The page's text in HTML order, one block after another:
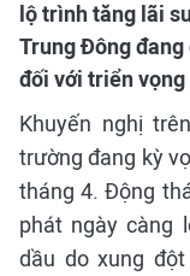
lộ trình tăng lãi
Trung Đông
đối với triển vọng
Khuyến nghị
trường đang kỳ
tháng 4. Động
phát ngày càng
dầu do xung